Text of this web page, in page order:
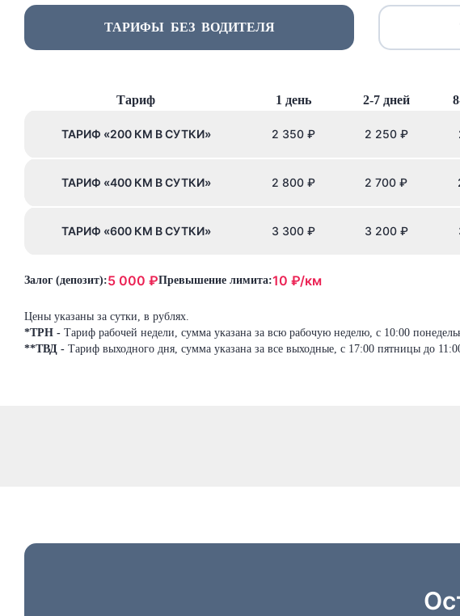
ТАРИФЫ БЕЗ ВОДИТЕЛЯ
Тариф 1 день 2-7 дней
ТАРИФ «200 КМ В СУТКИ» 2 350₽ 2 250₽
ТАРИФ «400 КМ В СУТКИ» 2 800₽ 2 700 ₽
ТАРИФ «600 КМ В СУТКИ» 3 300₽ 3 200₽
Залог (депозит):5 000 ₽Превышение лимита:10 ₽/км
Цены указаны за сутки, в рублях.
*ТРН - Тариф рабочей недели, сумма указана за всю рабочую неделю, с 10:00
**ТВД - Тариф выходного дня, сумма указана за все выходные, с 17:00 пятницы до